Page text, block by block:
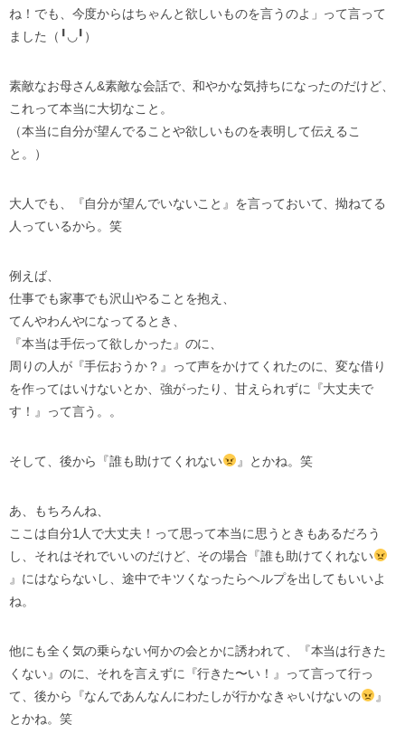
ね！でも、今度からはちゃんと欲しいものを言うのよ」って言って
ました（╹◡╹）
素敵なお母さん&素敵な会話で、和やかな気持ちになったのだけど、
これって本当に大切なこと。
（本当に自分が望んでることや欲しいものを表明して伝えるこ
と。）
大人でも、『自分が望んでいないこと』を言っておいて、拗ねてる
人っているから。笑
例えば、
仕事でも家事でも沢山やることを抱え、
てんやわんやになってるとき、
『本当は手伝って欲しかった』のに、
周りの人が『手伝おうか？』って声をかけてくれたのに、変な借り
を作ってはいけないとか、強がったり、甘えられずに『大丈夫で
す！』って言う。。
そして、後から『誰も助けてくれない 』とかね。笑
あ、もちろんね、
ここは自分1人で大丈夫！って思って本当に思うときもあるだろう
し、それはそれでいいのだけど、その場合『誰も助けてくれない
』にはならないし、途中でキツくなったらヘルプを出してもいいよ
ね。
他にも全く気の乗らない何かの会とかに誘われて、『本当は行きた
くない』のに、それを言えずに『行きた〜い！』って言って行っ
て、後から『なんであんなんにわたしが行かなきゃいけないの
』
とかね。笑